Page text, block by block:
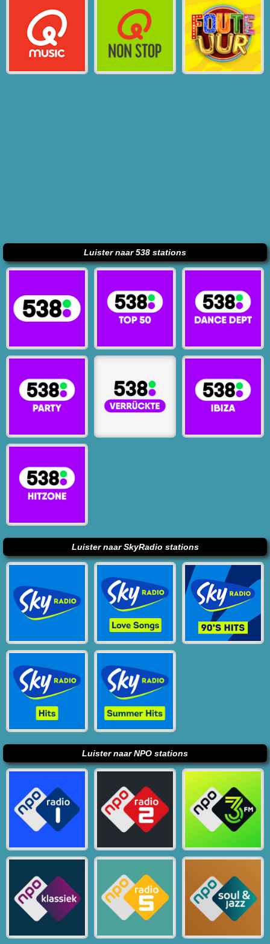
Luister naar 538 stations
Luister naar SkyRadio stations
Luister naar NPO stations